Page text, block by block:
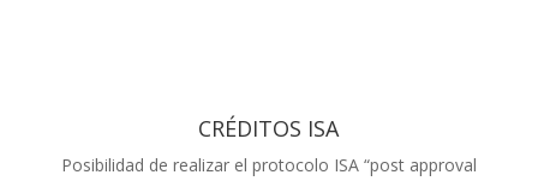
CRÉDITOS ISA
Posibilidad de realizar el protocolo ISA “post approval